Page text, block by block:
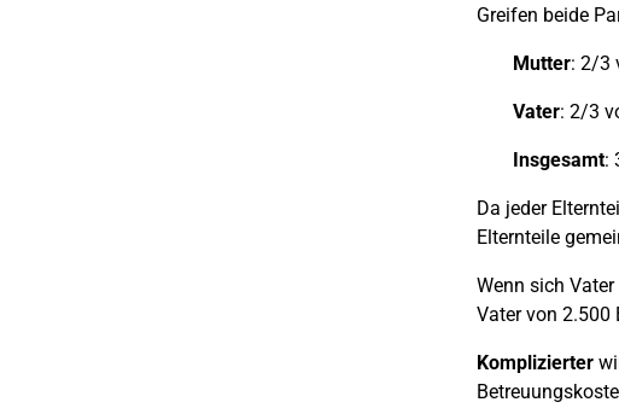
Greifen beide
Mutter: 2/3
Vater: 2/3
Insgesamt:
Da jeder
Elternteile
Wenn sich
Vater von 2.500
Komplizierter